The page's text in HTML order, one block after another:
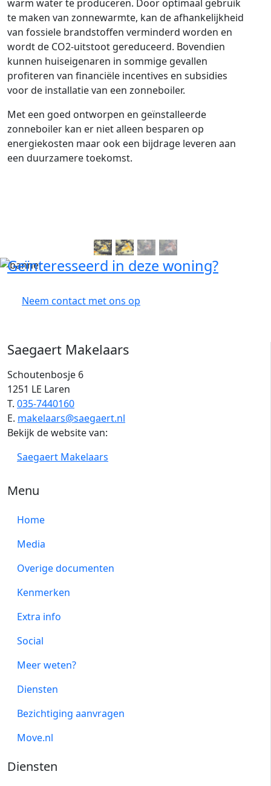
warm water te produceren. Door optimaal gebruik
te maken van zonnewarmte, kan de afhankelijkheid
van fossiele brandstoffen verminderd worden en
wordt de CO2-uitstoot gereduceerd. Bovendien
kunnen huiseigenaren in sommige gevallen
profiteren van financiële incentives en subsidies
voor de installatie van een zonneboiler.
Met een goed ontworpen en geïnstalleerde
zonneboiler kan er niet alleen besparen op
energiekosten maar ook een bijdrage leveren aan
een duurzamere toekomst.
Geïnteresseerd in deze woning?
Neem contact met ons op
Saegaert Makelaars
Schoutenbosje 6
1251 LE Laren
T. 035-7440160
E. makelaars@saegaert.nl
Bekijk de website van:
Saegaert Makelaars
Menu
Home
Media
Overige documenten
Kenmerken
Extra info
Social
Meer weten?
Diensten
Bezichtiging aanvragen
Move.nl
Diensten